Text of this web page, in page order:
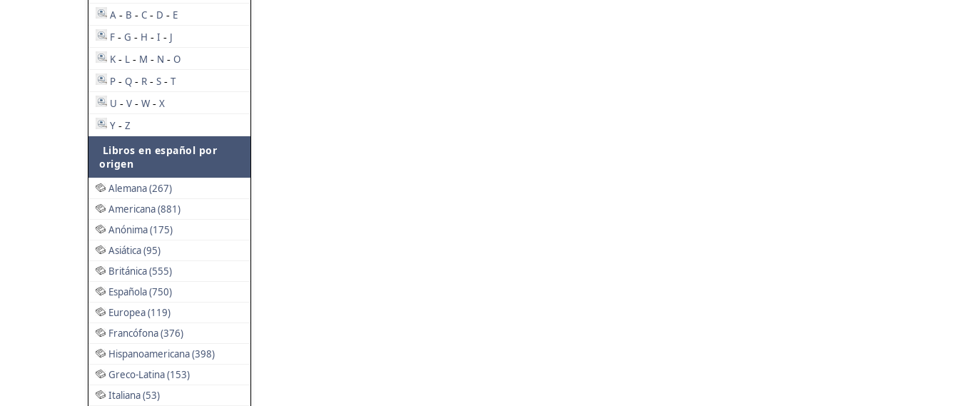
A - B - C - D - E
F - G - H - I - J
K - L - M - N - O
P - Q - R - S - T
U - V - W - X
Y - Z
Libros en español por
origen
Alemana (267)
Americana (881)
Anónima (175)
Asiática (95)
Británica (555)
Española (750)
Europea (119)
Francófona (376)
Hispanoamericana (398)
Greco-Latina (153)
Italiana (53)